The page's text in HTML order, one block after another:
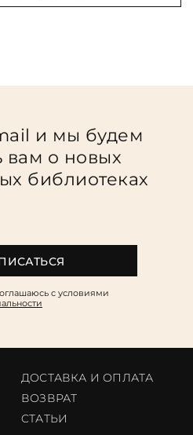
и мы будем
вам о новых
библиотеках
c условиями
ДОСТАВКА И ОПЛАТА
ВОЗВРАТ
CТАТЬИ